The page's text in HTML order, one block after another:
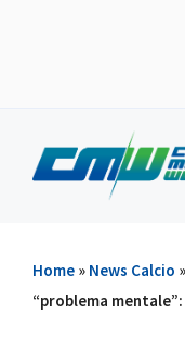
contenuto
Home » News Calcio »
“problema